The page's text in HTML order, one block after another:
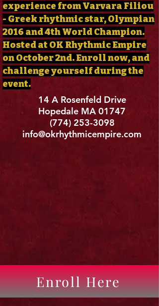
experience from Varvara Filiou
- Greek rhythmic star, Olympian
2016 and 4th World Champion.
Hosted at OK Rhythmic Empire
on October 2nd. Enroll now, and
challenge yourself during the
event.
14 A Rosenfeld Drive
Hopedale MA 01747
(774) 253-3098
info@okrhythmicempire.com
Enroll Here